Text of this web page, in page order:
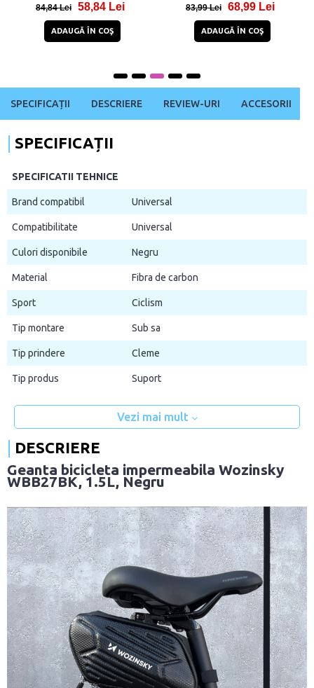
70,93 Lei 47,93 Lei
ADAUGĂ ÎN COŞ
75,94 Lei 51,94 Lei
ADAUGĂ ÎN COŞ
SPECIFICAȚII DESCRIERE REVIEW-URI ACCESORII
SPECIFICAȚII
SPECIFICATII TEHNICE
Brand compatibil Universal
Compatibilitate Universal
Culori disponibile Negru
Material Fibra de carbon
Sport Ciclism
Tip montare Sub sa
Tip prindere Cleme
Tip produs Suport
Vezi mai mult
DESCRIERE
Geanta bicicleta impermeabila Wozinsky
WBB27BK, 1.5L, Negru